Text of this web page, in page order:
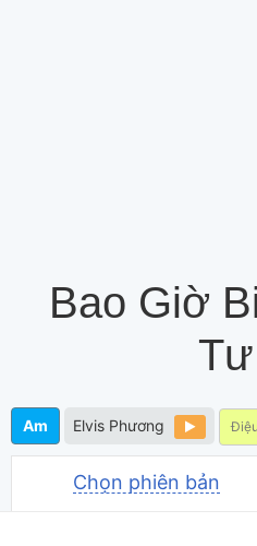
Bao Giờ
Tư
Am Elvis Phương
Chọn phiên bản